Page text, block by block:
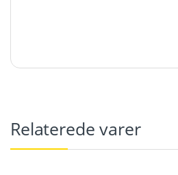
Relaterede varer